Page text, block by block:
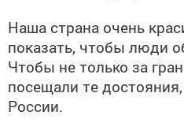
Наша страна очень
показать, чтобы люди
Чтобы не только за
посещали те
России.